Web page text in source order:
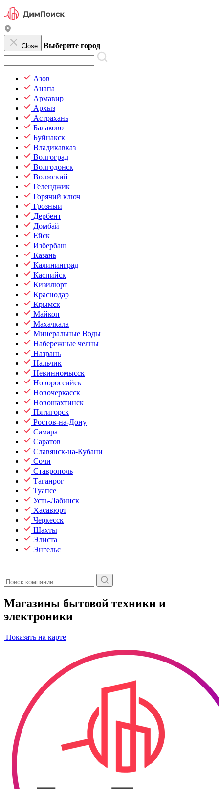
Close Выберите город
Азов
Анапа
Армавир
Архыз
Астрахань
Балаково
Буйнакск
Владикавказ
Волгоград
Волгодонск
Волжский
Геленджик
Горячий ключ
Грозный
Дербент
Домбай
Ейск
Избербаш
Казань
Калининград
Каспийск
Кизилюрт
Краснодар
Крымск
Майкоп
Махачкала
Минеральные Воды
Набережные челны
Назрань
Нальчик
Невинномысск
Новороссийск
Новочеркасск
Новошахтинск
Пятигорск
Ростов-на-Дону
Самара
Саратов
Славянск-на-Кубани
Сочи
Ставрополь
Таганрог
Туапсе
Усть-Лабинск
Хасавюрт
Черкесск
Шахты
Элиста
Энгельс
Магазины бытовой техники и
электроники
Показать на карте